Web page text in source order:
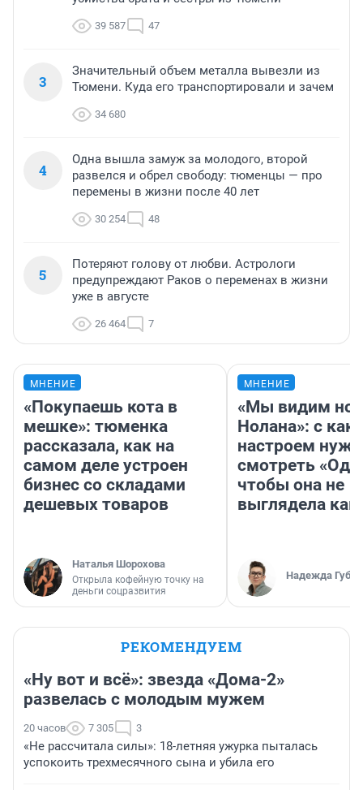
39 587 47
3
Значительный объем металла вывезли из
Тюмени. Куда его транспортировали и зачем
34 680
4
Одна вышла замуж за молодого, второй
развелся и обрел свободу: тюменцы — про
перемены в жизни после 40 лет
30 254 48
5
Потеряют голову от любви. Астрологи
предупреждают Раков о переменах в жизни
уже в августе
26 464 7
МНЕНИЕ
«Покупаешь кота в
мешке»: тюменка
рассказала, как на
самом деле устроен
бизнес со складами
дешевых товаров
Наталья Шорохова
Открыла кофейную точку на
деньги соцразвития
МНЕНИЕ
«Мы видим
Нолана»: с
настроем
смотреть
чтобы она не
выглядела как
Надежда
РЕКОМЕНДУЕМ
«Ну вот и всё»: звезда «Дома-2»
развелась с молодым мужем
20 часов 7 305 3
«Не рассчитала силы»: 18-летняя ужурка пыталась
успокоить трехмесячного сына и убила его